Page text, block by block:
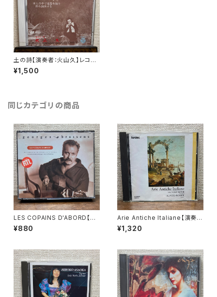
土の詩【演奏者：火山久】レコー
ド会社：日本コロムビア株式会
社 1994年
¥1,500
同じカテゴリの商品
LES COPAINS D'ABORD【演
奏者：georges brassens】レ
コード会社：PHILIPS 1989年
¥880
Arie Antiche Italiane【演奏
者：嶺貞子, H.ピュイグ＝ロジ
ェ】レコード会社：fontec
¥1,320